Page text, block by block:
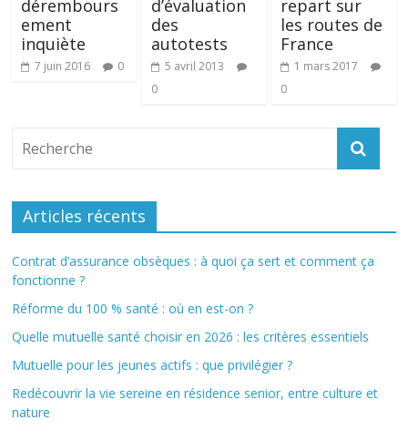
dérembours
ement
inquiète
7 juin 2016 0
d’évaluation
des
autotests
5 avril 2013
0
repart sur
les routes de
France
1 mars 2017
0
Articles récents
Contrat d’assurance obsèques : à quoi ça sert et comment ça
fonctionne ?
Réforme du 100 % santé : où en est-on ?
Quelle mutuelle santé choisir en 2026 : les critères essentiels
Mutuelle pour les jeunes actifs : que privilégier ?
Redécouvrir la vie sereine en résidence senior, entre culture et
nature